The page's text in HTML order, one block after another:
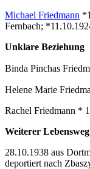
Michael Friedmann
Fernbach;
Unklare Beziehung
Binda Pinchas
Helene Marie
Rachel Friedmann *
Weiterer Lebensweg
28.10.1938 aus
deportiert nach